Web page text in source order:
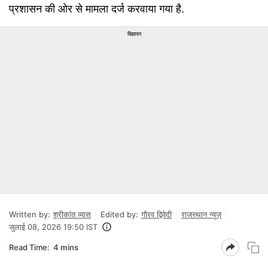
प्रशासन की ओर से मामला दर्ज करवाया गया है.
विज्ञापन
Written by: श्रीकांत व्यास Edited by: गौरव द्विवेदी
राजस्थान न्यूज़
जुलाई 08, 2026 19:50 IST
Read Time: 4 mins